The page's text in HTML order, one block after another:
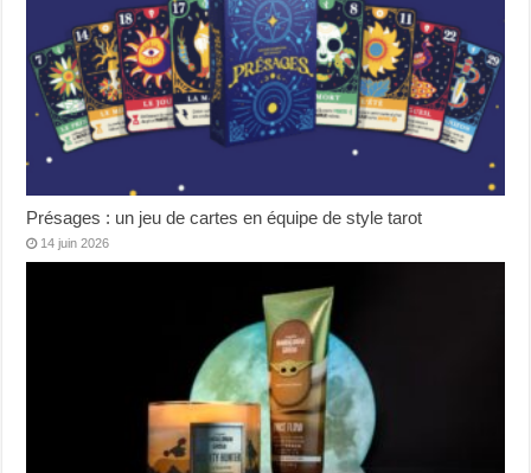
Présages : un jeu de cartes en équipe de style tarot
14 juin 2026